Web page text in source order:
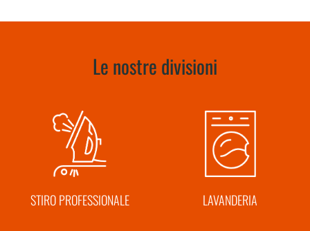
Le nostre divisioni
STIRO PROFESSIONALE LAVANDERIA